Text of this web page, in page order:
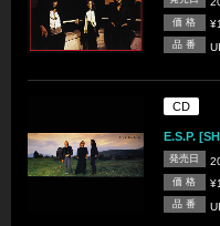
価 格
品 番
CD
E.S.P.
発売日
価 格
品 番